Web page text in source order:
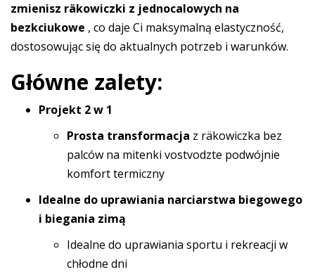
zmienisz räkowiczki z jednocalowych na
bezkciukowe , co daje Ci maksymalną elastyczność,
dostosowując się do aktualnych potrzeb i warunków.
Główne zalety:
Projekt 2 w 1
Prosta transformacja z räkowiczka bez
palców na mitenki vostvodzte podwójnie
komfort termiczny
Idealne do uprawiania narciarstwa biegowego
i biegania zimą
Idealne do uprawiania sportu i rekreacji w
chłodne dni